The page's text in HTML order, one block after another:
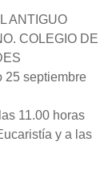
ANTIGUO
COLEGIO DE
25 septiembre
11.00 horas
y a las